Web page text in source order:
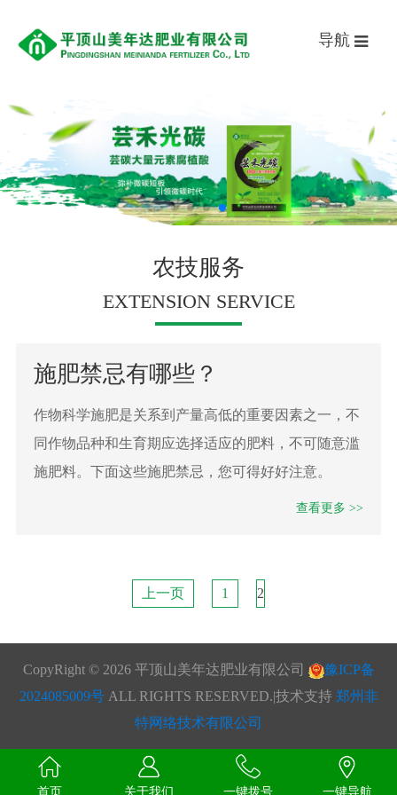
导航
农技服务
EXTENSION SERVICE
施肥禁忌有哪些？
作物科学施肥是关系到产量高低的重要因素之一，不
同作物品种和生育期应选择适应的肥料，不可随意滥
施肥料。下面这些施肥禁忌，您可得好好注意。
查看更多 >>
上一页 1 2
CopyRight © 2026 平顶山美年达肥业有限公司
豫ICP备
2024085009号ALL RIGHTS RESERVED.|技术支持郑州非
特网络技术有限公司
首页 关于我们 一键拨号 一键导航